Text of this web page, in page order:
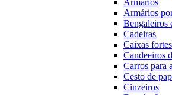
Armários
Armários
Bengaleiros
Cadeiras
Caixas
Candeeiros
Carros para
Cesto de
Cinzeiros